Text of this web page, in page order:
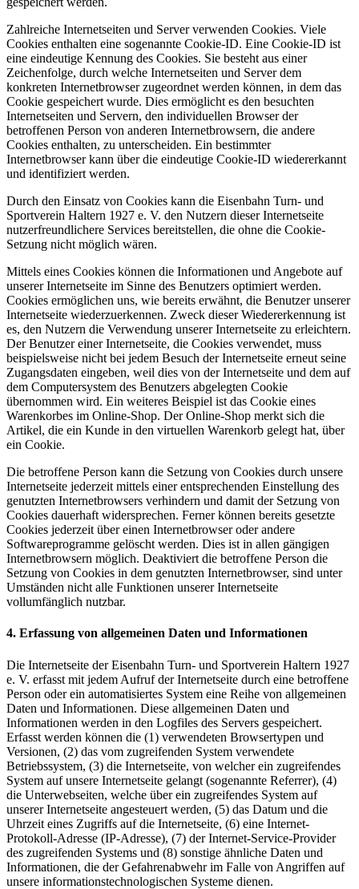
Zahlreiche Internetseiten und Server verwenden Cookies. Viele
Cookies enthalten eine sogenannte Cookie-ID. Eine Cookie-ID ist
eine eindeutige Kennung des Cookies. Sie besteht aus einer
Zeichenfolge, durch welche Internetseiten und Server dem
konkreten Internetbrowser zugeordnet werden können, in dem das
Cookie gespeichert wurde. Dies ermöglicht es den besuchten
Internetseiten und Servern, den individuellen Browser der
betroffenen Person von anderen Internetbrowsern, die andere
Cookies enthalten, zu unterscheiden. Ein bestimmter
Internetbrowser kann über die eindeutige Cookie-ID wiedererkannt
und identifiziert werden.
Durch den Einsatz von Cookies kann die Eisenbahn Turn- und
Sportverein Haltern 1927 e. V. den Nutzern dieser Internetseite
nutzerfreundlichere Services bereitstellen, die ohne die Cookie-
Setzung nicht möglich wären.
Mittels eines Cookies können die Informationen und Angebote auf
unserer Internetseite im Sinne des Benutzers optimiert werden.
Cookies ermöglichen uns, wie bereits erwähnt, die Benutzer unserer
Internetseite wiederzuerkennen. Zweck dieser Wiedererkennung ist
es, den Nutzern die Verwendung unserer Internetseite zu erleichtern.
Der Benutzer einer Internetseite, die Cookies verwendet, muss
beispielsweise nicht bei jedem Besuch der Internetseite erneut seine
Zugangsdaten eingeben, weil dies von der Internetseite und dem auf
dem Computersystem des Benutzers abgelegten Cookie
übernommen wird. Ein weiteres Beispiel ist das Cookie eines
Warenkorbes im Online-Shop. Der Online-Shop merkt sich die
Artikel, die ein Kunde in den virtuellen Warenkorb gelegt hat, über
ein Cookie.
Die betroffene Person kann die Setzung von Cookies durch unsere
Internetseite jederzeit mittels einer entsprechenden Einstellung des
genutzten Internetbrowsers verhindern und damit der Setzung von
Cookies dauerhaft widersprechen. Ferner können bereits gesetzte
Cookies jederzeit über einen Internetbrowser oder andere
Softwareprogramme gelöscht werden. Dies ist in allen gängigen
Internetbrowsern möglich. Deaktiviert die betroffene Person die
Setzung von Cookies in dem genutzten Internetbrowser, sind unter
Umständen nicht alle Funktionen unserer Internetseite
vollumfänglich nutzbar.
4. Erfassung von allgemeinen Daten und Informationen
Die Internetseite der Eisenbahn Turn- und Sportverein Haltern 1927
e. V. erfasst mit jedem Aufruf der Internetseite durch eine betroffene
Person oder ein automatisiertes System eine Reihe von allgemeinen
Daten und Informationen. Diese allgemeinen Daten und
Informationen werden in den Logfiles des Servers gespeichert.
Erfasst werden können die (1) verwendeten Browsertypen und
Versionen, (2) das vom zugreifenden System verwendete
Betriebssystem, (3) die Internetseite, von welcher ein zugreifendes
System auf unsere Internetseite gelangt (sogenannte Referrer), (4)
die Unterwebseiten, welche über ein zugreifendes System auf
unserer Internetseite angesteuert werden, (5) das Datum und die
Uhrzeit eines Zugriffs auf die Internetseite, (6) eine Internet-
Protokoll-Adresse (IP-Adresse), (7) der Internet-Service-Provider
des zugreifenden Systems und (8) sonstige ähnliche Daten und
Informationen, die der Gefahrenabwehr im Falle von Angriffen auf
unsere informationstechnologischen Systeme dienen.